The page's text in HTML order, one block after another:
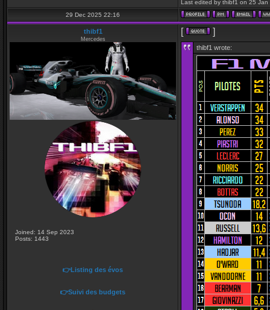
Last edited by thibf1 on 25
29 Dec 2025 22:16
thibf1
Mercedes
Joined: 14 Sep 2023
Posts: 1443
👉Listing des évos
👉Suivi des budgets
[ ]
thibf1 wrote: